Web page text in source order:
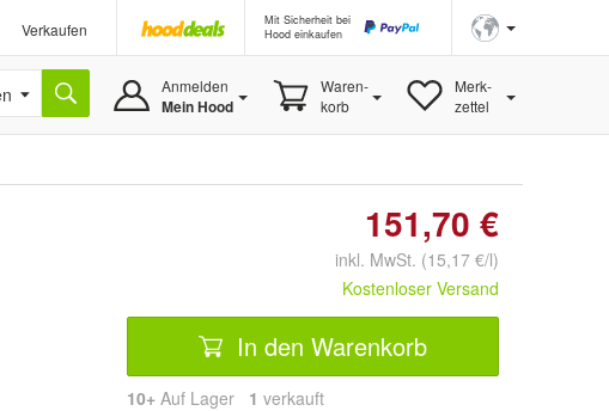
Verkaufen
Mit Sicherheit bei
Hood einkaufen
Anmelden
Mein Hood
Waren-
korb
Merk-
zettel
151,70 €
inkl. MwSt. (15,17 €/l)
Kostenloser Versand
In den Warenkorb
10+ Auf Lager 1 verkauft